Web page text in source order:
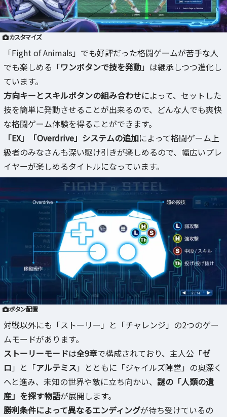
カスタマイズ
「Fight of Animals」でも好評だった格闘ゲームが苦手な人
でも楽しめる「ワンボタンで技を発動」は継承しつつ進化し
ています。
方向キーとスキルボタンの組み合わせによって、セットした
技を簡単に発動させることが出来るので、どんな人でも爽快
な格闘ゲーム体験を得ることができます。
「EX」「Overdrive」システムの追加によって格闘ゲーム上
級者のみなさんも深い駆け引きが楽しめるので、幅広いプレ
イヤーが楽しめるタイトルになっています。
ボタン配置
対戦以外にも「ストーリー」と「チャレンジ」の2つのゲー
ムモードがあります。
ストーリーモードは全9章で構成されており、主人公「ゼ
ロ 」と「アルテミス 」とともに「ジャイルズ陣営」の奥深く
へと進み、未知の世界や敵に立ち向かい、 謎の「人類の遺
産」を探す物語が展開します。
勝利条件によって異なるエンディングが待ち受けているの